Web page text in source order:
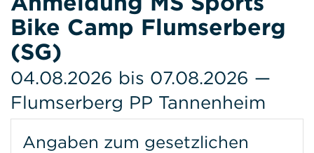
Bike Camp Flumserberg
(SG)
04.08.2026 bis 07.08.2026 —
Flumserberg PP Tannenheim
Angaben zum gesetzlichen